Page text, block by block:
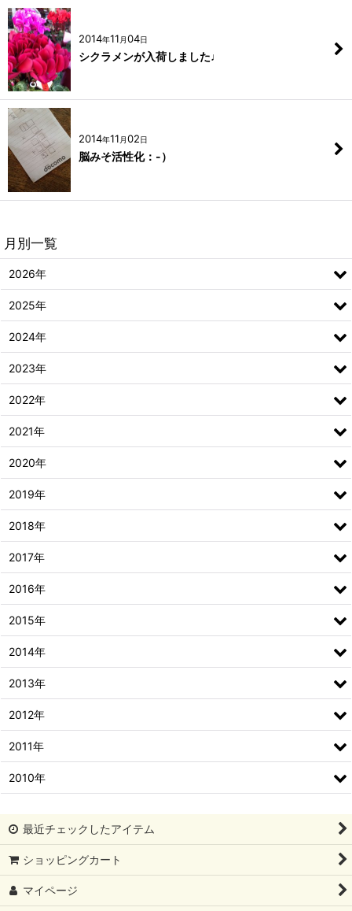
2014年11 月04日
シクラメンが入荷しました♩
2014年11 月02日
脳みそ活性化：-）
月別一覧
2026年
2025年
2024年
2023年
2022年
2021年
2020年
2019年
2018年
2017年
2016年
2015年
2014年
2013年
2012年
2011年
2010年
最近チェックしたアイテム
ショッピングカート
マイページ